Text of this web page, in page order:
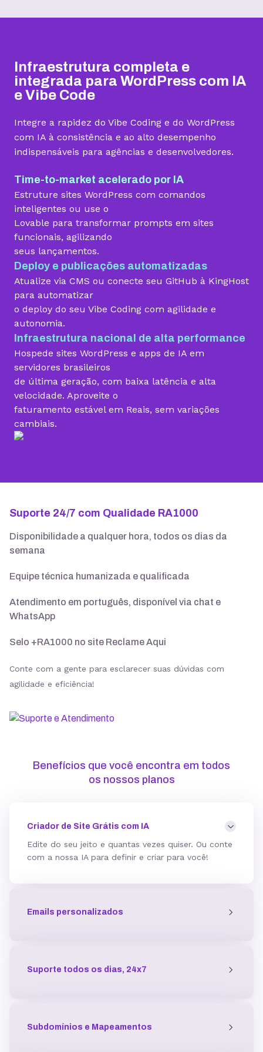
Contratar Contratar
Armazenamento
Quantidade de sites
1 site 3 sites 5 sites
Hospedagem gerenciada para WordPress
Domínio grátis
Migração grátis
Vibe Coding
Criador de Sites grátis
Armazenamento
Suporte 24/7 com especialistas
30 dias para pedir reembolso
SSL ilimitado grátis
Mod_deflate
Proteção contra DDoS
Infraestrutura completa e
integrada para WordPress com IA
e Vibe Code
Integre a rapidez do Vibe Coding e do WordPress
com IA à consistência e ao alto desempenho
indispensáveis para agências e desenvolvedores.
Time-to-market acelerado por IA
Estruture sites WordPress com comandos
inteligentes ou use o
Lovable para transformar prompts em sites
funcionais, agilizando
seus lançamentos.
Deploy e publicações automatizadas
Atualize via CMS ou conecte seu GitHub à KingHost
para automatizar
o deploy do seu Vibe Coding com agilidade e
autonomia.
Infraestrutura nacional de alta performance
Hospede sites WordPress e apps de IA em
servidores brasileiros
de última geração, com baixa latência e alta
velocidade. Aproveite o
faturamento estável em Reais, sem variações
cambiais.
Suporte 24/7 com Qualidade RA1000
Disponibilidade a qualquer hora, todos os dias da
semana
Equipe técnica humanizada e qualificada
Atendimento em português, disponível via chat e
WhatsApp
Selo +RA1000 no site Reclame Aqui
Conte com a gente para esclarecer suas dúvidas com
agilidade e eficiência!
Benefícios que você encontra em todos
os nossos planos
Criador de Site Grátis com IA
Edite do seu jeito e quantas vezes quiser. Ou conte
com a nossa IA para definir e criar para você!
Emails personalizados
Suporte todos os dias, 24x7
Subdomínios e Mapeamentos